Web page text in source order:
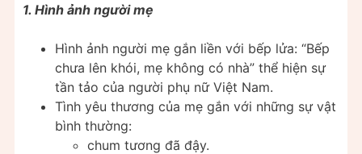
1. Hình ảnh người mẹ
Hình ảnh người mẹ gắn liền với bếp lửa: “Bếp
chưa lên khói, mẹ không có nhà” thể hiện sự
tần tảo của người phụ nữ Việt Nam.
Tình yêu thương của mẹ gắn với những sự vật
bình thường:
chum tương đã đậy.